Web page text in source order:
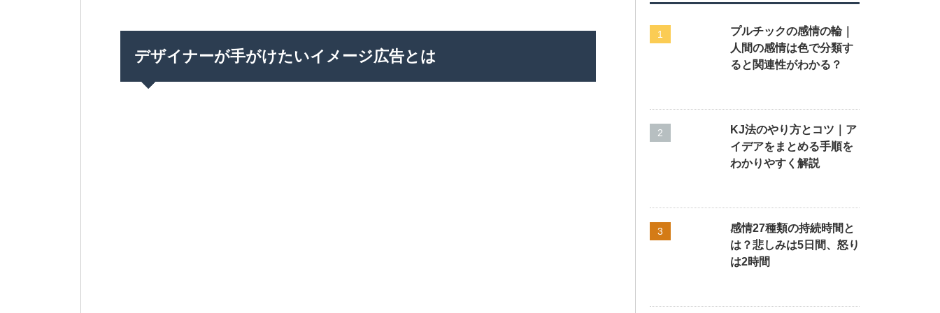
デザイナーが手がけたいイメージ広告とは
プルチックの感情の輪｜
人間の感情は色で分類す
ると関連性がわかる？
KJ法のやり方とコツ｜ア
イデアをまとめる手順を
わかりやすく解説
感情27種類の持続時間と
は？悲しみは5日間、怒り
は2時間